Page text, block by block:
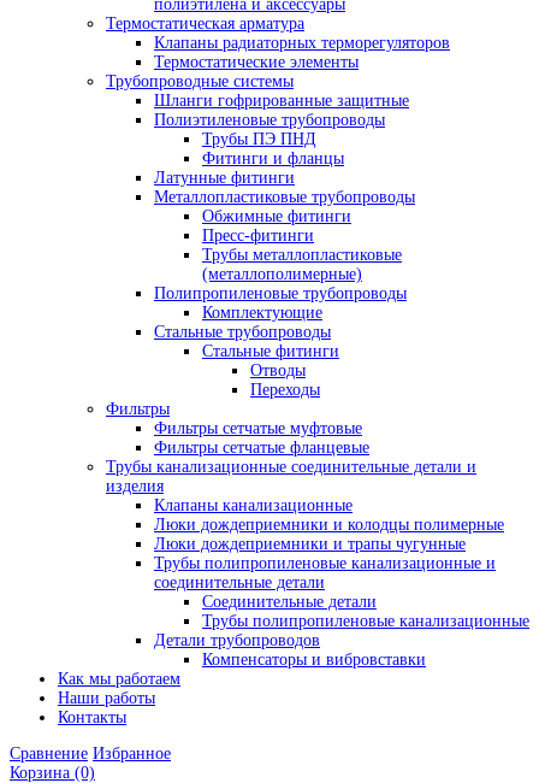
полиэтилена и аксессуары
Термостатическая арматура
Клапаны радиаторных терморегуляторов
Термостатические элементы
Трубопроводные системы
Шланги гофрированные защитные
Полиэтиленовые трубопроводы
Трубы ПЭ ПНД
Фитинги и фланцы
Латунные фитинги
Металлопластиковые трубопроводы
Обжимные фитинги
Пресс-фитинги
Трубы металлопластиковые
(металлополимерные)
Полипропиленовые трубопроводы
Комплектующие
Стальные трубопроводы
Стальные фитинги
Отводы
Переходы
Фильтры
Фильтры сетчатые муфтовые
Фильтры сетчатые фланцевые
Трубы канализационные соединительные детали и
изделия
Клапаны канализационные
Люки дождеприемники и колодцы полимерные
Люки дождеприемники и трапы чугунные
Трубы полипропиленовые канализационные и
соединительные детали
Соединительные детали
Трубы полипропиленовые канализационные
Детали трубопроводов
Компенсаторы и вибровставки
Как мы работаем
Наши работы
Контакты
Сравнение Избранное
Корзина (0)